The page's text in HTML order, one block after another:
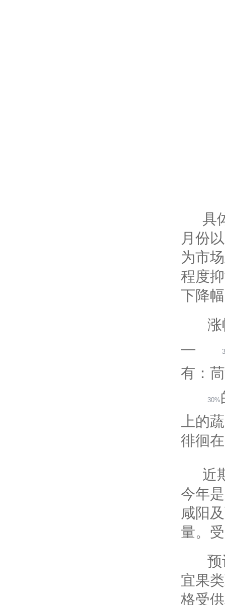
具
月份
为市
程度
下降
—
有：
30%
上的
徘徊
近
今年
咸阳
量。
宜果
格受